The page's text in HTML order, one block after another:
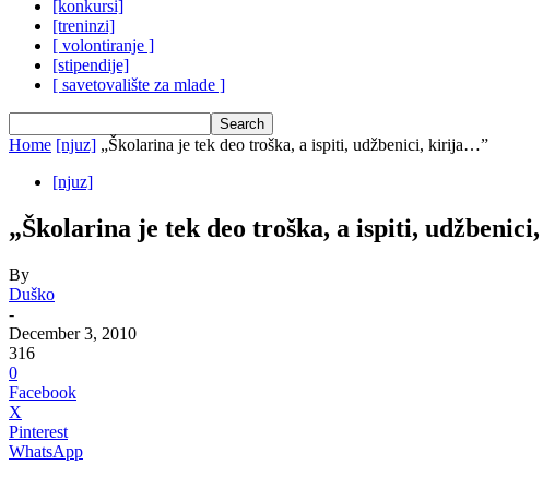
[konkursi]
[treninzi]
[ volontiranje ]
[stipendije]
[ savetovalište za mlade ]
Home [njuz] „Školarina je tek deo troška, a ispiti, udžbenici, kirija…”
[njuz]
„Školarina je tek deo troška, a ispiti,
By
Duško
-
December 3, 2010
316
0
Facebook
X
Pinterest
WhatsApp